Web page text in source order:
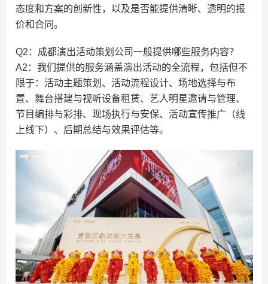
态度和方案的创新性，以及是否能提供清晰、透明的报
价和合同。
Q2：成都演出活动策划公司一般提供哪些服务内容？
A2：我们提供的服务涵盖演出活动的全流程，包括但不
限于：活动主题策划、活动流程设计、场地选择与布
置、舞台搭建与视听设备租赁、艺人明星邀请与管理、
节目编排与彩排、现场执行与安保、活动宣传推广（线
上线下）、后期总结与效果评估等。